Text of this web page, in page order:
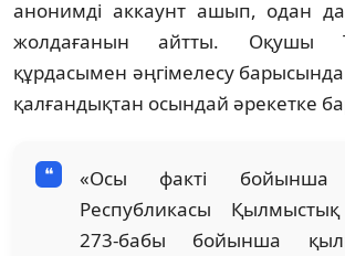
анонимді аккаунт ашып, одан
жолдағанын айтты. Оқушы
құрдасымен әңгімелесу барысында
қалғандықтан осындай әрекетке
«Осы факті бойынша
Республикасы Қылмыстық
273-бабы бойынша